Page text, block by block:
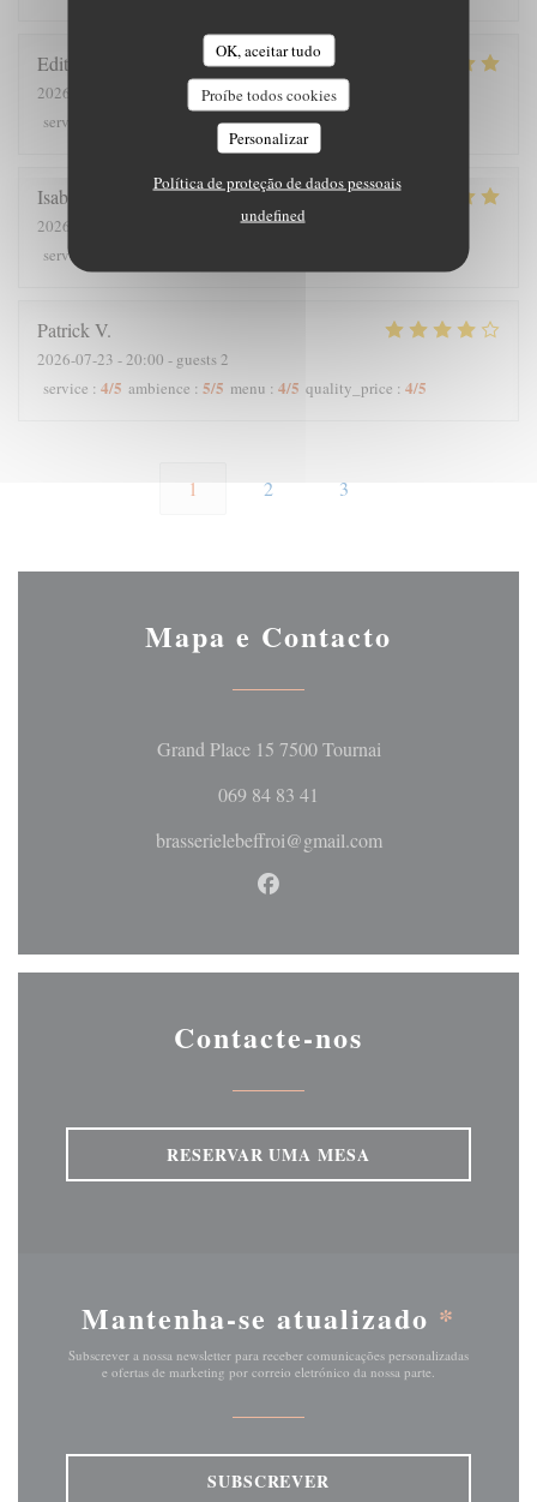
OK, aceitar tudo
Proíbe todos cookies
Personalizar
Política de proteção de dados pessoais
undefined
Edith
2026-07-26
- 19:00 - guests 8
service
/5 menu:5/5 quality_price
Isabelle
2026-07-25
service
Patrick V
2026-07-23 - 20:00 - guests 2
service : 4/5 ambience : 5/5 menu : 4/5 quality_price : 4/5
1 2 3
Mapa e Contacto
Grand Place 15 7500 Tournai((abre numa nova
069 84 83 41
brasserielebeffroi@gmail.com
Facebook ((abre numa nova
Contacte-nos
RESERVAR UMA MESA
Mantenha-se atualizado *
Subscrever a nossa newsletter para receber comunicações personalizadas
e ofertas de marketing por correio eletrónico da nossa parte.
SUBSCREVER